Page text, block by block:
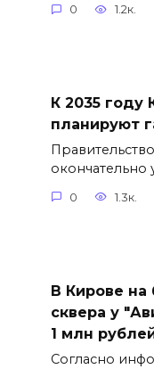
0 1.2к.
К 2035 году
планируют
окончательно
0 1.3к.
В Кирове на
сквера у
1 млн
Согласно